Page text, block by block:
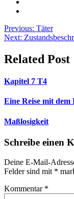
Previous: Täter
Next:
Related Post
Kapitel 7 T4
Eine Reise mit
Maßlosigkeit
Schreibe einen
Deine E-Mail-
Felder sind mit *
Kommentar *